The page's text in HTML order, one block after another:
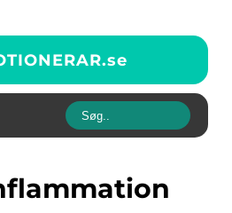
se